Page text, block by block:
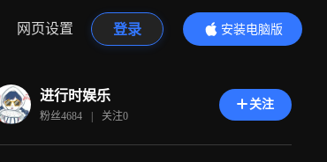
网页设置 登录
安装电脑版
内容更精彩
进行时娱乐
粉丝4684 | 关注0
关注